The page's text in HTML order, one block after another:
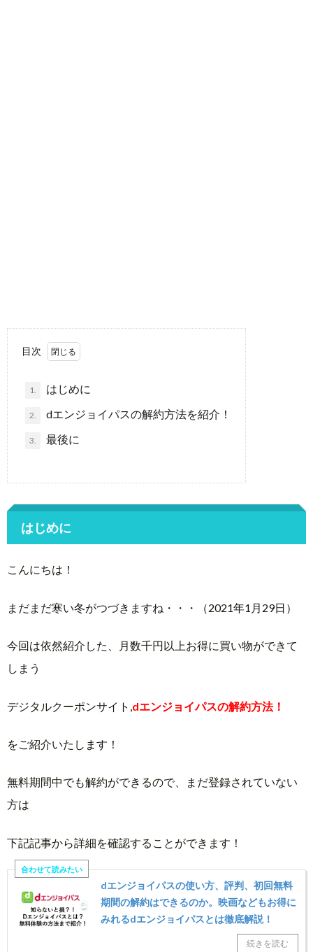
目次
1. はじめに
2. dエンジョイパスの解約方法を紹介！
3. 最後に
はじめに
こんにちは！
まだまだ寒い冬がつづきますね・・・（2021年1月29日）
今回は依然紹介した、月数千円以上お得に買い物ができて
しまう
デジタルクーポンサイト, dエンジョイパスの解約方法！
をご紹介いたします！
無料期間中でも解約ができるので、まだ登録されていない
方は
下記記事から詳細を確認することができます！
dエンジョイパスの使い方、評判、初回無料
期間の解約はできるのか。映画などもお得に
みれるdエンジョイパスとは徹底解説！